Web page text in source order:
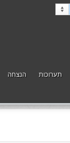
תערוכות הנצחה